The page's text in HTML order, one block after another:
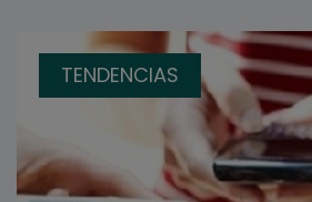
TENDENCIAS